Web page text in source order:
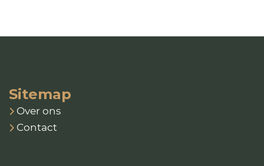
Sitemap
Over ons
Contact